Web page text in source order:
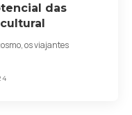
das
os viajantes